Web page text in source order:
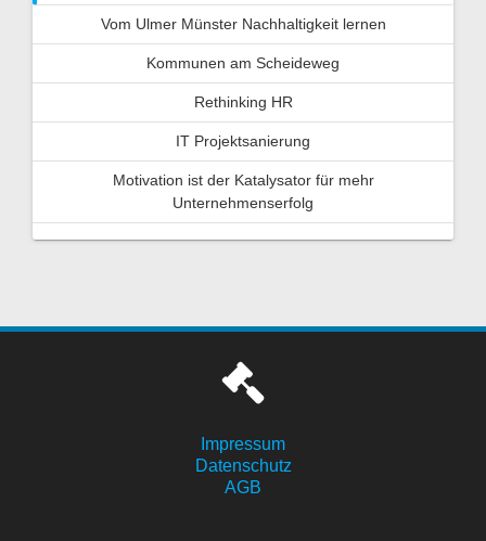
Vom Ulmer Münster Nachhaltigkeit lernen
Kommunen am Scheideweg
Rethinking HR
IT Projektsanierung
Motivation ist der Katalysator für mehr
Unternehmenserfolg
Impressum
Datenschutz
AGB